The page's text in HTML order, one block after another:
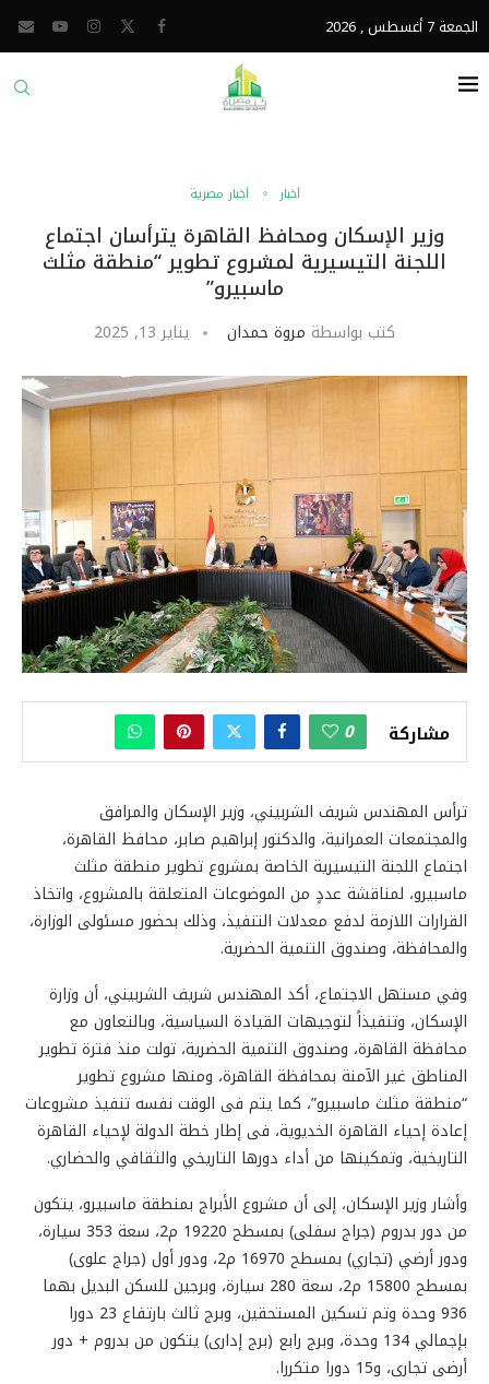
الجمعة 7 أغسطس , 2026
أخبار أخبار مصرية
وزير الإسكان ومحافظ القاهرة يترأسان اجتماع
اللجنة التيسيرية لمشروع تطوير “منطقة مثلث
ماسبيرو”
كتب بواسطة مروة حمدان يناير 13, 2025
مشاركة 0
ترأس المهندس شريف الشربيني، وزير الإسكان والمرافق
والمجتمعات العمرانية، والدكتور إبراهيم صابر، محافظ القاهرة،
اجتماع اللجنة التيسيرية الخاصة بمشروع تطوير منطقة مثلث
ماسبيرو، لمناقشة عددٍ من الموضوعات المتعلقة بالمشروع، واتخاذ
القرارات اللازمة لدفع معدلات التنفيذ، وذلك بحضور مسئولى الوزارة،
والمحافظة، وصندوق التنمية الحضرية.
وفي مستهل الاجتماع، أكد المهندس شريف الشربيني، أن وزارة
الإسكان، وتنفيذاً لتوجيهات القيادة السياسية، وبالتعاون مع
محافظة القاهرة، وصندوق التنمية الحضرية، تولت منذ فترة تطوير
المناطق غير الآمنة بمحافظة القاهرة، ومنها مشروع تطوير
“منطقة مثلث ماسبيرو”، كما يتم فى الوقت نفسه تنفيذ مشروعات
إعادة إحياء القاهرة الخديوية، فى إطار خطة الدولة لإحياء القاهرة
التاريخية، وتمكينها من أداء دورها التاريخي والثقافي والحضاري.
وأشار وزير الإسكان، إلى أن مشروع الأبراج بمنطقة ماسبيرو، يتكون
من دور بدروم (جراج سفلى) بمسطح 19220 م2، سعة 353 سيارة،
ودور أرضي (تجاري) بمسطح 16970 م2، ودور أول (جراج علوى)
بمسطح 15800 م2، سعة 280 سيارة، وبرجين للسكن البديل بهما
936 وحدة وتم تسكين المستحقين، وبرج ثالث بارتفاع 23 دورا
بإجمالي 134 وحدة، وبرج رابع (برج إدارى) يتكون من بدروم + دور
أرضى تجارى، و15 دورا متكررا.